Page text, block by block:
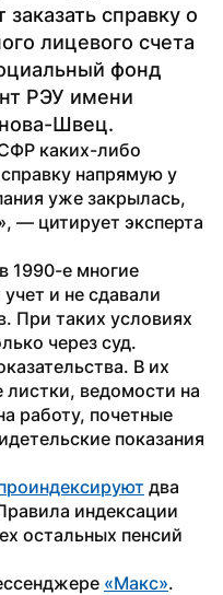
справку о
лицевого счета
фонд
РЭУ имени
Швец.
каких-либо
напрямую у
уже закрылась,
1990-е многие
и не сдавали
При таких условиях
через суд.
В их
листки, ведомости на
работу, почетные
показания
два
индексации
остальных пенсий
«Макс».